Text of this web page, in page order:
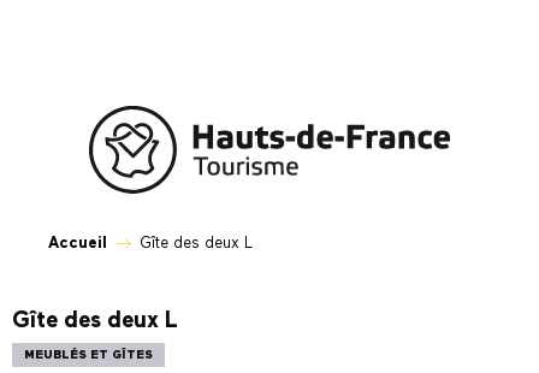
Accueil Gîte des deux L
Gîte des deux L
MEUBLÉS ET GÎTES